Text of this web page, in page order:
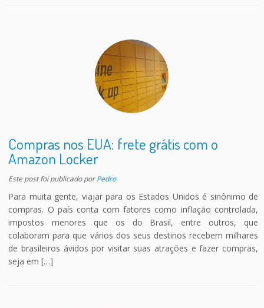
Compras nos EUA: frete grátis com o
Amazon Locker
Este post foi publicadoporPedro
Para muita gente, viajar para os Estados Unidos é sinônimo de
compras. O país conta com fatores como inflação controlada,
impostos menores que os do Brasil, entre outros, que
colaboram para que vários dos seus destinos recebem milhares
de brasileiros ávidos por visitar suas atrações e fazer compras,
seja em […]